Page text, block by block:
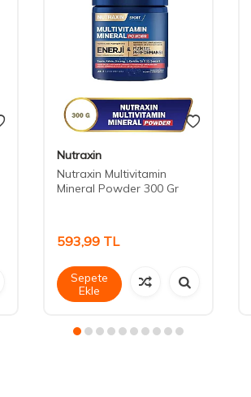
Nutraxin
Nutraxin Multivitamin
Mineral Powder 300 Gr
593,99 TL
Sepete
Ekle